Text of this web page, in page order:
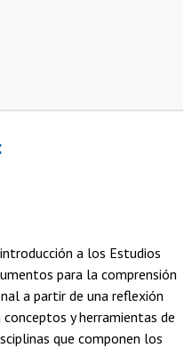
a los Estudios
para la comprensión
a partir de una reflexión
y herramientas de
que componen los